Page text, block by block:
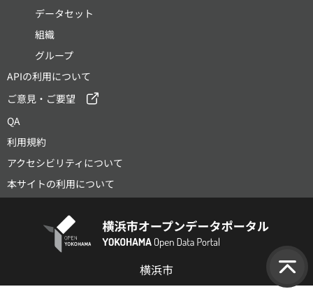
データセット
組織
グループ
APIの利用について
ご意見・ご要望
QA
利用規約
アクセシビリティについて
本サイトの利用について
横浜市